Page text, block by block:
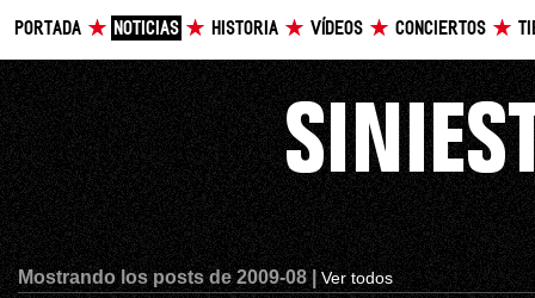
PORTADA NOTICIAS HISTORIA VÍDEOS CONCIERTOS
Mostrando los posts de 2009-08 |Ver todos